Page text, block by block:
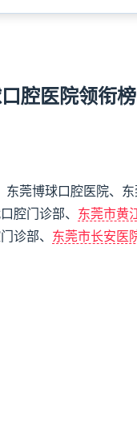
腔医院领衔
莞博球口腔医院、东
腔门诊部、 东莞市黄
诊部、 东莞市长安医